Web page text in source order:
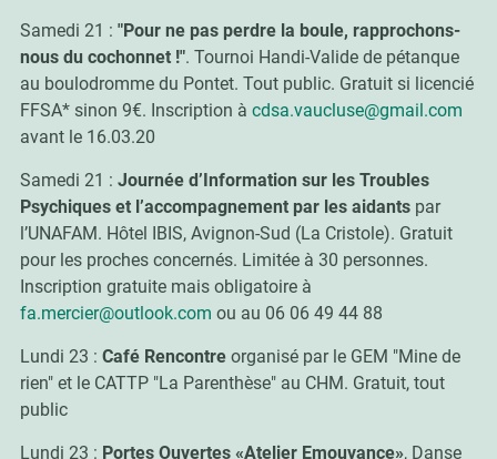
Samedi 21 : "Pour ne pas perdre la boule, rapprochons-
nous du cochonnet !". Tournoi Handi-Valide de pétanque
au boulodromme du Pontet. Tout public. Gratuit si licencié
FFSA* sinon 9€. Inscription à cdsa.vaucluse@gmail.com
avant le 16.03.20
Samedi 21 : Journée d’Information sur les Troubles
Psychiques et l’accompagnement par les aidantspar
l’UNAFAM. Hôtel IBIS, Avignon-Sud (La Cristole). Gratuit
pour les proches concernés. Limitée à 30 personnes.
Inscription gratuite mais obligatoire à
fa.mercier@outlook.com ou au 06 06 49 44 88
Lundi 23 : Café Rencontreorganisé par le GEM "Mine de
rien" et le CATTP "La Parenthèse" au CHM. Gratuit, tout
public
Lundi 23 : Portes Ouvertes «Atelier Emouvance», Danse